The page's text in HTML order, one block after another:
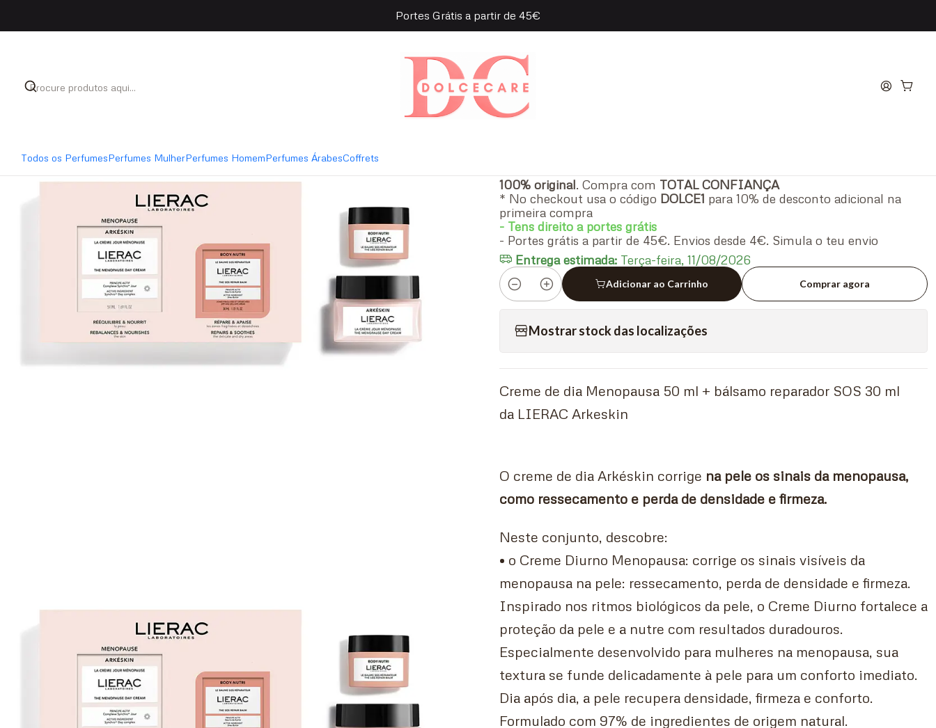
Todos os PerfumesPerfumes MulherPerfumes HomemPerfumes ÁrabesCoffrets
Portes Grátis a partir de 45€
Coffret Lierac ARKESKIN DAY
CREAM 2 Itens
100% original. Compra com TOTAL CONFIANÇA
* No checkout usa o código DOLCE1 para 10% de desconto adicional na
primeira compra
- Tens direito a portes grátis
- Portes grátis a partir de 45€. Envios desde 4€. Simula o teu envio
Entrega estimada: Terça-feira, 11/08/2026
Quantidade
Adicionar ao Carrinho Comprar agora
Mostrar stock das localizações
Creme de dia Menopausa 50 ml + bálsamo reparador SOS 30 ml
da LIERAC Arkeskin
O creme de dia Arkéskin corrige na pele os sinais da menopausa,
como ressecamento e perda de densidade e firmeza.
Neste conjunto, descobre:
• o Creme Diurno Menopausa: corrige os sinais visíveis da
menopausa na pele: ressecamento, perda de densidade e firmeza.
Inspirado nos ritmos biológicos da pele, o Creme Diurno fortalece a
proteção da pele e a nutre com resultados duradouros.
Especialmente desenvolvido para mulheres na menopausa, sua
textura se funde delicadamente à pele para um conforto imediato.
Dia após dia, a pele recupera densidade, firmeza e conforto.
Formulado com 97% de ingredientes de origem natural.